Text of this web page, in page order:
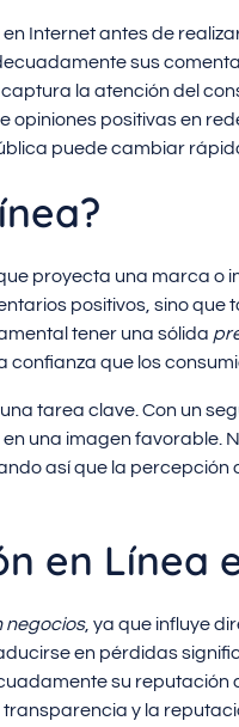
Internet antes de
sus
la atención del
opiniones positivas en
puede cambiar
proyecta una marca o
positivos, sino que
tener una sólida
confianza que los
tarea clave. Con un
una imagen favorable.
así que la percepción
en Línea
negocios, ya que influye
en pérdidas
su
y la